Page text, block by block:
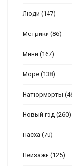
Люди (147)
Метрики (86)
Мини (167)
Море (138)
Натюрморты
Новый год (260)
Пасха (70)
Пейзажи (125)